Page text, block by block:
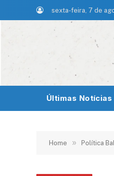
sexta-feira, 7 de
Últimas Notícias
Home » Política